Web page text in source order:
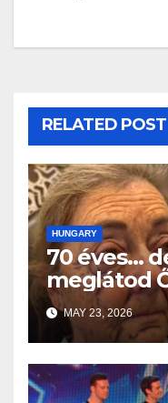
RELATED POST
HUNGARY
70 éves…
meglátod
MAY 23, 2026